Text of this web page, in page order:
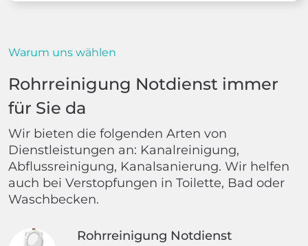
Warum uns wählen
Rohrreinigung Notdienst immer
für Sie da
Wir bieten die folgenden Arten von
Dienstleistungen an: Kanalreinigung,
Abflussreinigung, Kanalsanierung. Wir helfen
auch bei Verstopfungen in Toilette, Bad oder
Waschbecken.
Rohrreinigung Notdienst